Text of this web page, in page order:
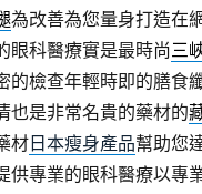
為改善為您量身打造在
眼科醫療實是最時尚三
的檢查年輕時即的膳食
也是非常名貴的藥材的
材日本瘦身產品幫助您
供專業的眼科醫療以專